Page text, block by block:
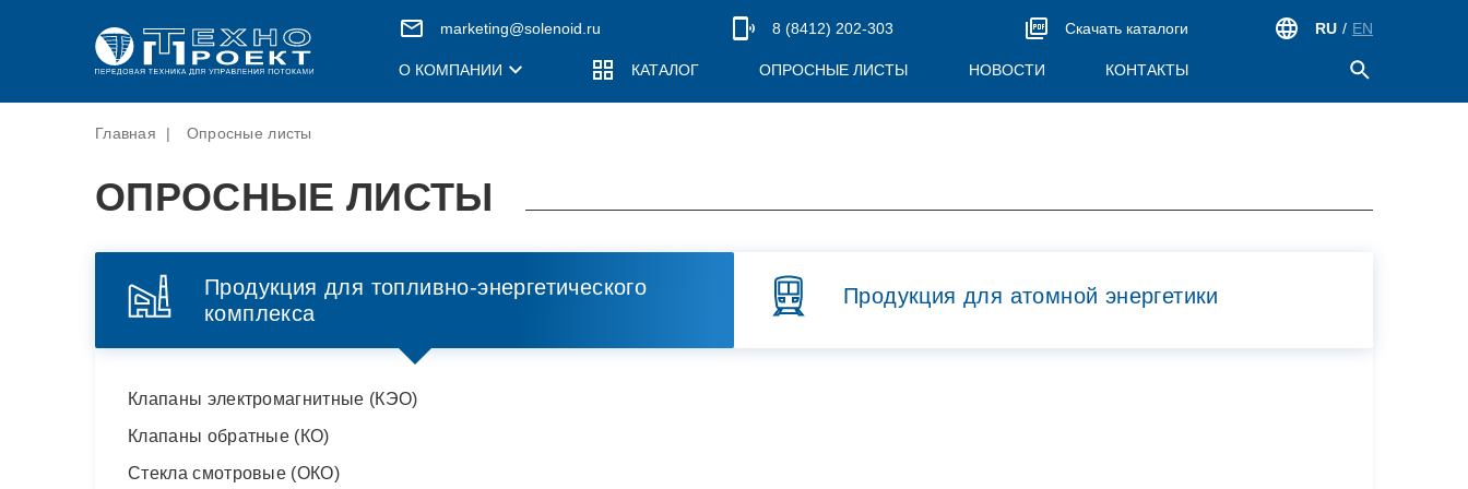
marketing@solenoid.ru 8 (8412) 202-303 Скачать каталоги
О КОМПАНИИ
О КОМПАНИИ
ОЦЕНКА УСЛОВИЙ ТРУДА
СЕРТИФИКАТЫ И ПАТЕНТЫ
КАТАЛОГ
ПРОДУКЦИЯ ДЛЯ ТОПЛИВНО-ЭНЕРГЕТИЧЕСКОГО
Клапаны обратные (КО)
Стекла смотровые (ОКО)
Клапаны предохранительные (ПРОК) Электромагнитные приводы (ЭВ, ЭМП)
ОПРОСНЫЕ ЛИСТЫ НОВОСТИ КОНТАКТЫ
RU / EN
Главная | Опросные листы
ОПРОСНЫЕ ЛИСТЫ
Продукция для топливно-энергетического
комплекса
Продукция для атомной энергетики
Клапаны электромагнитные (КЭО)
Клапаны обратные (КО)
Стекла смотровые (ОКО)